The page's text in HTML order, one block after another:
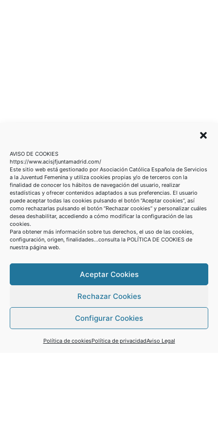
AVISO DE COOKIES
https://www.acisjfjuntamadrid.com/
Este sitio web está gestionado por Asociación Católica Española de Servicios
a la Juventud Femenina y utiliza cookies propias y/o de terceros con la
finalidad de conocer los hábitos de navegación del usuario, realizar
estadísticas y ofrecer contenidos adaptados a sus preferencias. El usuario
puede aceptar todas las cookies pulsando el botón “Aceptar cookies”, así
como rechazarlas pulsando el botón “Rechazar cookies” y personalizar cuáles
desea deshabilitar, accediendo a cómo modificar la configuración de las
cookies.
Para obtener más información sobre tus derechos, el uso de las cookies,
configuración, origen, finalidades...consulta la POLÍTICA DE COOKIES de
nuestra página web.
Aceptar Cookies
Rechazar Cookies
Configurar Cookies
Política de cookiesPolítica de privacidadAviso Legal